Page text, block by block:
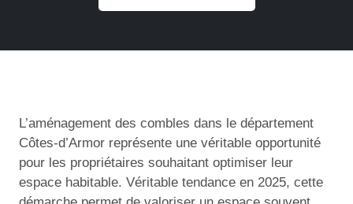
L’aménagement des combles dans le département
Côtes-d’Armor représente une véritable opportunité
pour les propriétaires souhaitant optimiser leur
espace habitable. Véritable tendance en 2025, cette